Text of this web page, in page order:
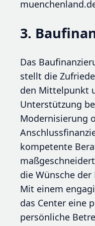
3.
Das
stellt die
den Mittelpunkt
Unterstützung
Modernisierung
kompetente
die Wünsche
Mit einem
das Center eine
persönliche